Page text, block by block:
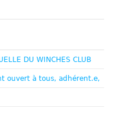
DU WINCHES CLUB
ouvert à tous, adhérent.e,